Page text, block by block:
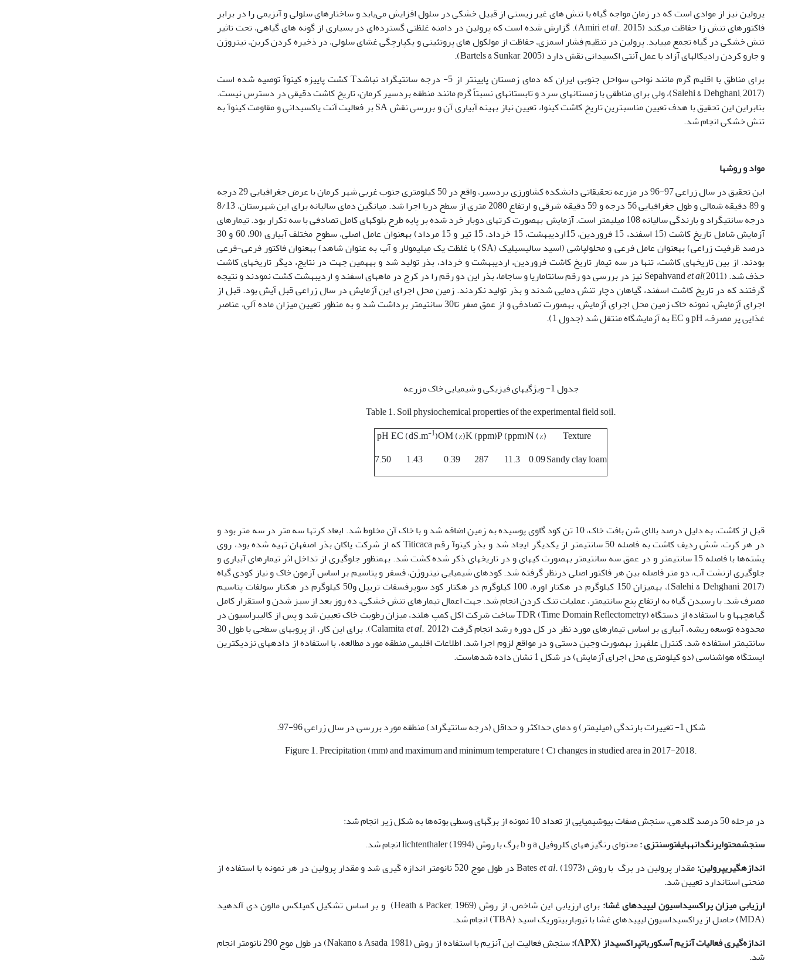
پرولین نیز از موادی است که در زمان مواجه گیاه با تنش‏ های غیر زیستی از قبیل خشکی در سلول افزایش می‌یابد و ساختارهای سلولی و آنزیمی را در برابر
فاکتورهای تنش‏ زا حفاظت می‏کند (Amiri
et al
., 2015). گزارش شده است که پرولین در دامنه غلظتی گسترده‌ای در بسیاری از گونه‏ های گیاهی، تحت تاثیر
تنش خشکی در گیاه تجمع می‏یابد. پرولین در تنظیم فشار اسمزی، حفاظت از مولکول‏ های پروتئینی و یکپارچگی غشای سلولی، در ذخیره کردن کربن، نیتروژن
و جارو کردن رادیکال‏های آزاد با عمل آنتی‏ اکسیدانی نقش دارد (Bartels & Sunkar, 2005).
برای مناطق با اقلیم گرم مانند نواحی سواحل جنوبی ایران که دمای زمستان پایین­تر از 5- درجه سانتی­گراد نباشدT کشت پاییزه کینوآ توصیه شده ‏است
(Salehi & Dehghani, 2017)، ولی برای مناطقی با زمستان­های سرد و تابستان­های نسبتاً گرم مانند منطقه بردسیر کرمان، تاریخ کاشت دقیقی در دسترس نیست.
بنابراین این تحقیق با هدف تعیین مناسب­ترین تاریخ کاشت کینوا، تعیین نیاز بهینه آبیاری آن و بررسی نقش SA بر فعالیت آنت ی‏اکسیدانی و مقاومت کینوآ به
تنش خشکی انجام شد.
مواد و روش­ها
این تحقیق در سال زراعی 97-96 در مزرعه تحقیقاتی دانشکده کشاورزی بردسیر، واقع در 50 کیلومتری جنوب غربی شهر کرمان با عرض جغرافیایی 29 درجه
و 89 دقیقه شمالی و طول جغرافیایی 56 درجه و 59 دقیقه شرقی و ارتفاع 2080 متری از سطح دریا اجرا شد. میانگین دمای سالیانه برای این شهرستان، 8/13
درجه سانتی­گراد و بارندگی سالیانه 108 میلی‏متر است. آزمایش به­صورت کرت­های دوبار خرد شده بر پایه طرح بلوک­های کامل تصادفی با سه تکرار بود. تیمارهای
آزمایش شامل تاریخ کاشت (15 اسفند، 15 فروردین، 15اردیبهشت، 15 خرداد، 15 تیر و 15 مرداد) به­عنوان عامل اصلی، سطوح مختلف آبیاری (90، 60 و 30
درصد ظرفیت زراعی) به­عنوان عامل فرعی و محلول‏پاشی (اسید سالیسیلیک (SA) با غلظت یک میلی‏مولار و آب به عنوان شاهد) به­عنوان فاکتور فرعی-فرعی
بودند. از بین تاریخ­های کاشت، تنها در سه تیمار تاریخ کاشت فروردین، اردیبهشت و خرداد، بذر تولید شد و به­همین جهت در نتایج، دیگر تاریخ­های کاشت
حذف شد. Sepahvand
et al
(2011) نیز در بررسی دو رقم سانتاماریا و ساجاما، بذر این دو رقم را در کرج در ماه­های اسفند و اردیبهشت کشت نمودند و نتیجه
گرفتند که در تاریخ کاشت اسفند، گیاهان دچار تنش دمایی شدند و بذر تولید نکردند. زمین محل اجرای این آزمایش در سال زراعی قبل آیش بود. قبل از
اجرای آزمایش، نمونه خاک زمین محل اجرای آزمایش، به­صورت تصادفی و از عمق صفر تا30 سانتی­متر برداشت شد و به منظور تعیین میزان ماده آلی، عناصر
غذایی پر مصرف، pH و EC به آزمایشگاه منتقل شد (جدول 1).
جدول 1- ویژگی‏های فیزیکی و شیمیایی خاک مزرعه
Table 1. Soil physiochemical properties of the experimental field soil.
pHEC (dS.m-1)OM (%)K (ppm)P (ppm)N (%)
Texture
7.50
1.43 0.39 287 11.3 0.09Sandy clay loam
قبل از کاشت، به دلیل درصد بالای شن بافت خاک، 10 تن کود گاوی پوسیده به زمین اضافه شد و با خاک آن مخلوط شد. ابعاد کرت­ها سه متر در سه متر بود و
در هر کرت، شش ردیف کاشت به فاصله 50 سانتی­متر از یکدیگر ایجاد شد و بذر کینوآ رقم Titicaca که از شرکت پاکان بذر اصفهان تهیه شده بود، روی
پشته‌ها با فاصله 15 سانتی­متر و در عمق سه سانتی­متر به­صورت کپه­ای و در تاریخ­های ذکر شده کشت شد. به­منظور جلوگیری از تداخل اثر تیمارهای آبیاری و
جلوگیری ازنشت آب، دو متر فاصله بین هر فاکتور اصلی درنظر گرفته شد. کودهای شیمیایی نیتروژن، فسفر و پتاسیم بر اساس آزمون خاک و نیاز کودی گیاه
(Salehi & Dehghani, 2017)، بهمیزان 150 کیلوگرم در هکتار اوره، 100 کیلوگرم در هکتار کود سوپرفسفات تریپل و50 کیلوگرم در هکتار سولفات پتاسیم
مصرف شد. با رسیدن گیاه به ارتفاع پنج سانتی­متر، عملیات تنک کردن انجام شد. جهت اعمال تیمارهای تنش خشکی، ده روز بعد از سبز شدن و استقرار کامل
گیاهچه­ها و با استفاده از دستگاه TDR (Time Domain Reflectometry) ساخت شرکت اکل کمپ هلند، میزان رطوبت خاک تعیین شد و پس از کالیبراسیون در
محدوده توسعه ریشه، آبیاری بر اساس تیمارهای مورد نظر در کل دوره رشد انجام گرفت (Calamita
et al
., 2012). برای این کار، از پروب­های سطحی با طول 30
سانتی­متر استفاده شد. کنترل علف‏هرز به­صورت وجین دستی و در مواقع لزوم اجرا شد. اطلاعات اقلیمی منطقه مورد مطالعه، با استفاده از داده­های نزدیکترین
ایستگاه هواشناسی (دو کیلومتری محل اجرای آزمایش) در شکل 1 نشان داده شده‏است.
شکل 1- تغییرات بارندگی (میلی­متر) و دمای حداکثر و حداقل (درجه سانتی­گراد) منطقه مورد بررسی در سال زراعی 96-97.
Figure 1. Precipitation (mm) and maximum and minimum temperature (°C) changes in studied area in 2017-2018.
در مرحله 50 درصد گلدهی، سنجش صفات بیوشیمیایی از تعداد 10 نمونه از برگ‏های وسطی بوته‌ها به شکل زیر انجام شد:
سنجشمحتوایرنگدانه‏هایفتوسنتزی:محتوای رنگیزه­های کلروفیل a و b برگ با روش lichtenthaler (1994) انجام شد.
اندازهگیریپرولین:مقدار پرولین در برگ با روش Bates et al
. (1973) در طول موج 520 نانومتر اندازه گیری شد و مقدار پرولین در هر نمونه با استفاده از
منحنی استاندارد تعیین شد.
ارزیابی میزان پراکسیداسیون لیپیدهای غشا:
برای ارزیابی این شاخص، از روش (Heath & Packer, 1969) و بر اساس تشکیل کمپلکس مالون دی آلدهید
(MDA) حاصل از پراکسیداسیون لیپیدهای غشا با تیوباربیتوریک اسید (TBA) انجام شد.
اندازه‌گیری فعالیات آنزیم آسکوربات‏پراکسیداز (APX
):
سنجش فعالیت این آنزیم با استفاده از روش (Nakano & Asada, 1981) در طول موج 290 نانومتر انجام
شد.